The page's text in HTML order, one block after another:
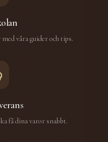
våra guider och tips.
få dina varor snabbt.